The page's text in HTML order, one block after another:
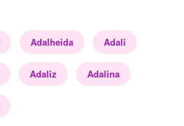
Adalheida Adali
Adaliz Adalina